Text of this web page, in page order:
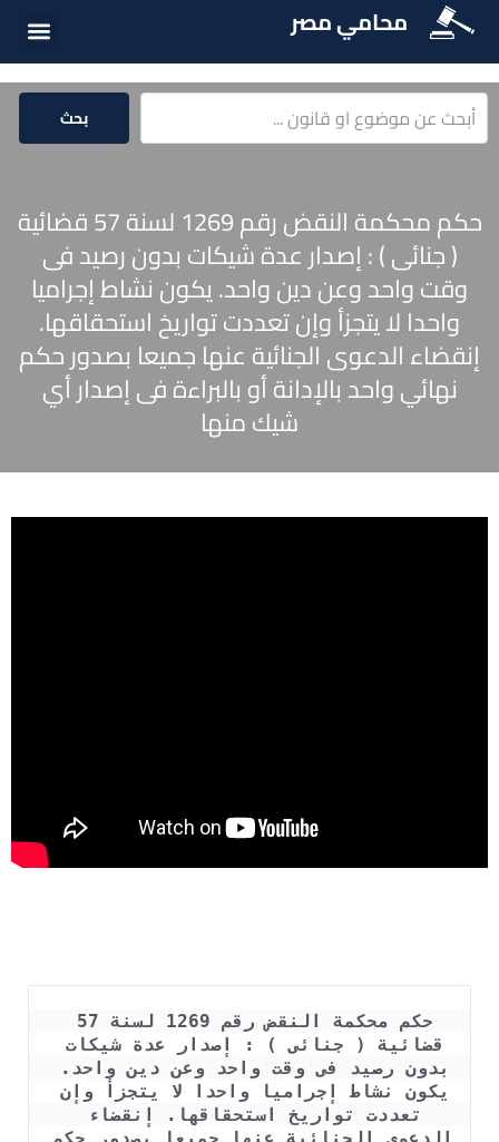
محامي مصر
بحث
حكم محكمة النقض رقم 1269 لسنة 57 قضائية
( جنائى ) : إصدار عدة شيكات بدون رصيد فى
وقت واحد وعن دين واحد. يكون نشاط إجراميا
واحدا لا يتجزأ وإن تعددت تواريخ استحقاقها.
إنقضاء الدعوى الجنائية عنها جميعا بصدور حكم
نهائي واحد بالإدانة أو بالبراءة فى إصدار أي
شيك منها